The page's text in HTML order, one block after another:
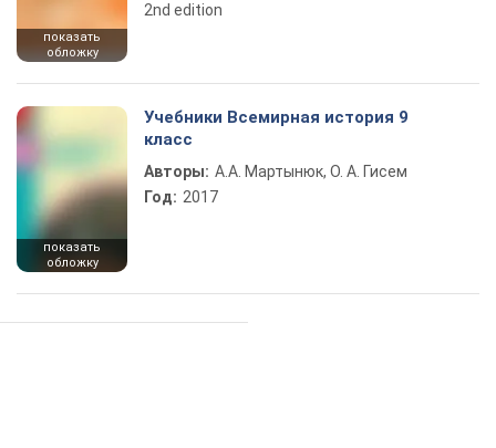
показать
обложку
2nd edition
показать
обложку
Учебники Всемирная история 9
класс
Авторы: А.А. Мартынюк, О. А. Гисем
Год: 2017